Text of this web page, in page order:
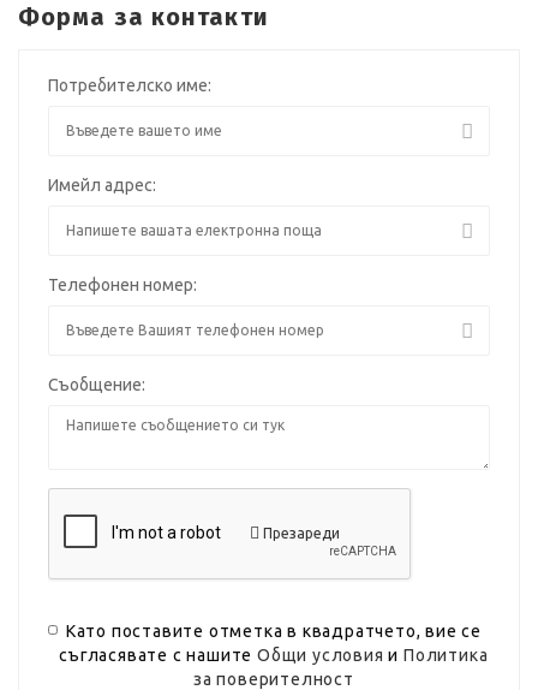
Форма за контакти
Потребителско име:
Имейл адрес:
Телефонен номер:
Съобщение:
Презареди
Като поставите отметка в квадратчето, вие се
съгласявате с нашитеОбщи условия иПолитика
за поверителност